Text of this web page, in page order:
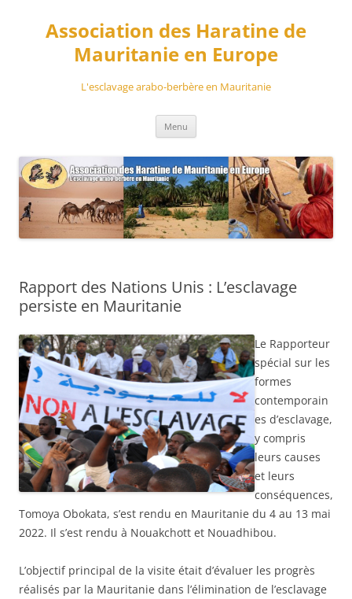
contenuAssociation des Haratine de
Mauritanie en Europe
L'esclavage arabo-berbère en Mauritanie
Menu
Rapport des Nations Unis : L’esclavage
persiste en Mauritanie
Le Rapporteur
spécial sur les
formes
contemporain
es d’esclavage,
y compris
leurs causes
et leurs
conséquences,
Tomoya Obokata, s’est rendu en Mauritanie du 4 au 13 mai
2022. Il s’est rendu à Nouakchott et Nouadhibou.
L’objectif principal de la visite était d’évaluer les progrès
réalisés par la Mauritanie dans l’élimination de l’esclavage